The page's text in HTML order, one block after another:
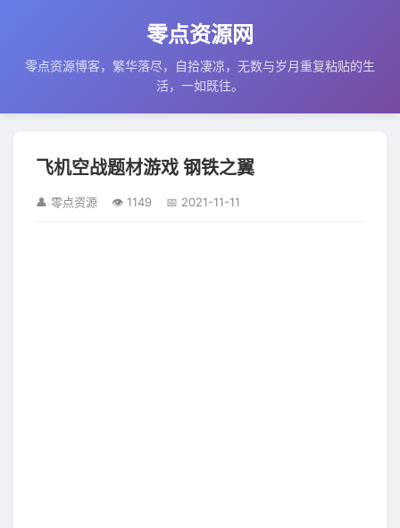
零点资源网
零点资源博客，繁华落尽，自拾凄凉，无数与岁月重复粘贴的生
活，一如既往。
飞机空战题材游戏 钢铁之翼
👤 零点资源 👁 1149 📅 2021-11-11